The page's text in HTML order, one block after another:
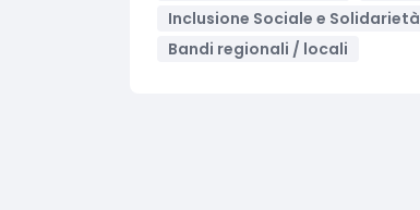
Inclusione Sociale e Solidarietà
Bandi regionali / locali